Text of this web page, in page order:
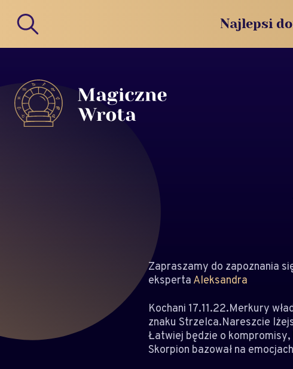
Najlepsi
Zapraszamy do zapoznania
eksperta Aleksandra
Kochani 17.11.22.Merkury
znaku Strzelca.Nareszcie
Łatwiej będzie o
Skorpion bazował na